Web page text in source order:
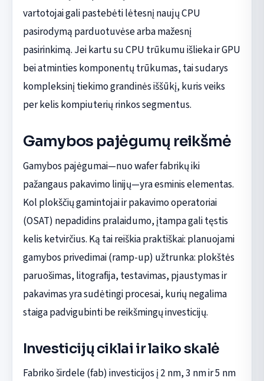
vartotojai gali pastebėti lėtesnį naujų CPU
pasirodymą parduotuvėse arba mažesnį
pasirinkimą. Jei kartu su CPU trūkumu išlieka ir GPU
bei atminties komponentų trūkumas, tai sudarys
kompleksinį tiekimo grandinės iššūkį, kuris veiks
per kelis kompiuterių rinkos segmentus.
Gamybos pajėgumų reikšmė
Gamybos pajėgumai—nuo wafer fabrikų iki
pažangaus pakavimo linijų—yra esminis elementas.
Kol plokščių gamintojai ir pakavimo operatoriai
(OSAT) nepadidins pralaidumo, įtampa gali tęstis
kelis ketvirčius. Ką tai reiškia praktiškai: planuojami
gamybos privedimai (ramp-up) užtrunka: plokštės
paruošimas, litografija, testavimas, pjaustymas ir
pakavimas yra sudėtingi procesai, kurių negalima
staiga padvigubinti be reikšmingų investicijų.
Investicijų ciklai ir laiko skalė
Fabriko širdele (fab) investicijos į 2 nm, 3 nm ir 5 nm